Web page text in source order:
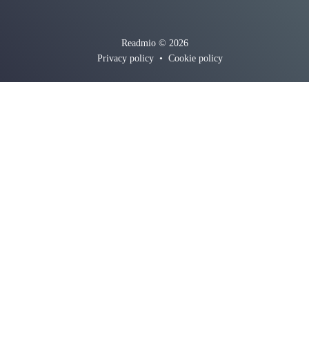
Readmio © 2026
Privacy policy • Cookie policy